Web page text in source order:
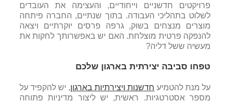
פרויקטים חדשניים וייחודיים, והעצימה את העובדים
לשלוט בתהליכי העבודה. בתוך שנתיים, החברה פיתחה
מוצרים מנצחים בשוק, גרפה פרסים יוקרתיים ויצאה
להנפקה פרטית מוצלחת. האם יש באפשרותך לחקות את
מעשיה ששל דליה?
טפחו סביבה יצירתית בארגון שלכם
על מנת להטמיע חדשנות ויצירתיות בארגון, יש להקפיד על
מספר אסטרטגיות. ראשית, יש ליצור מדיניות פתוחה